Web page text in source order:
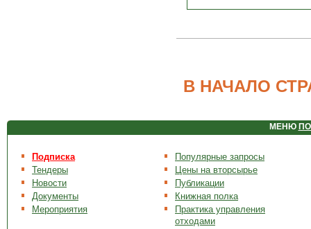
В НАЧАЛО
МЕНЮ
Подписка
Тендеры
Новости
Документы
Мероприятия
Популярные запросы
Цены на вторсырье
Публикации
Книжная полка
Практика управления
отходами